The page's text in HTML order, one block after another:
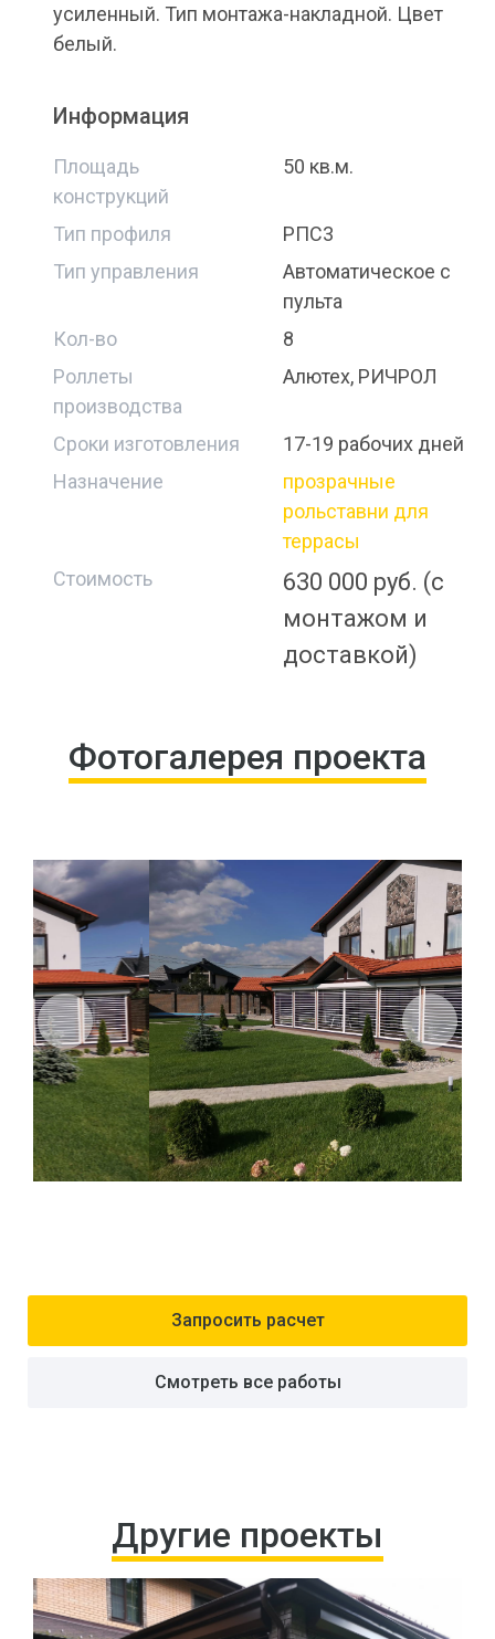
усиленный. Тип монтажа-накладной. Цвет
белый.
Информация
Площадь
конструкций
50 кв.м.
Тип профиля
РПС3
Тип управления
Автоматическое с
пульта
Кол-во
8
Роллеты
производства
Алютех, РИЧРОЛ
Сроки изготовления
17-19 рабочих дней
Назначение
прозрачные
рольставни для
террасы
Стоимость
630 000 руб. (с
монтажом и
доставкой)
Фотогалерея проекта
Previous Next
Запросить расчет
Смотреть все работы
Другие проекты